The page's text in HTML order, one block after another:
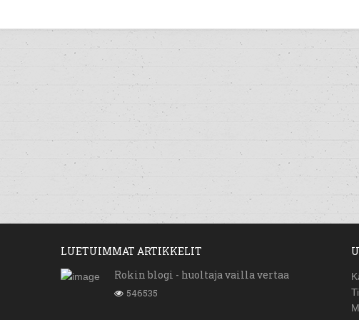
LUETUIMMAT ARTIKKELIT
Rokin blogi - huoltaja vailla vertaa
546535